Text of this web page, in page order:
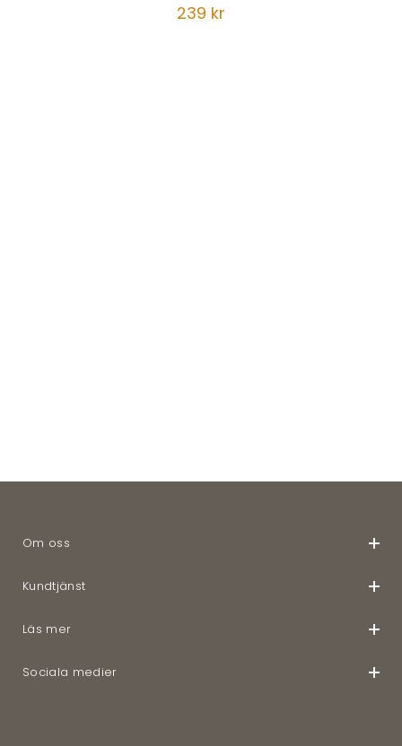
239 kr
Om oss
Kundtjänst
Läs mer
Sociala medier